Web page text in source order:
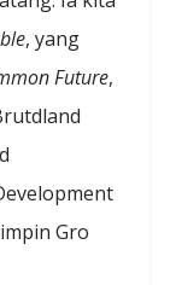
, yang
Future,
Gro